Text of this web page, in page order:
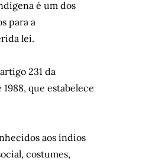
é um dos
para a
lei.
231 da
que estabelece
aos índios
costumes,